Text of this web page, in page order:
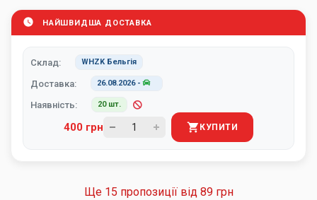
НАЙШВИДША ДОСТАВКА
Склад: WHZK Бельгія
Доставка: 26.08.2026-
Наявність: 20 шт.
400 грн КУПИТИ
Ще 15 пропозиції від 89 грн